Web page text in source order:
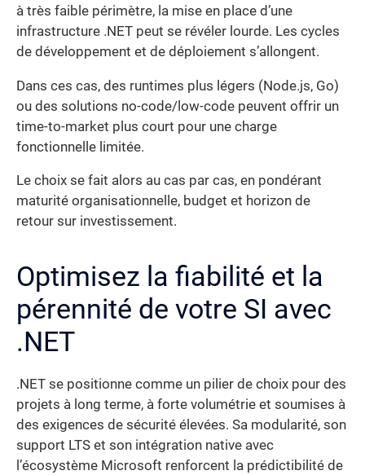
à très faible périmètre, la mise en place d’une
infrastructure .NET peut se révéler lourde. Les cycles
de développement et de déploiement s’allongent.
Dans ces cas, des runtimes plus légers (Node.js, Go)
ou des solutions no-code/low-code peuvent offrir un
time-to-market plus court pour une charge
fonctionnelle limitée.
Le choix se fait alors au cas par cas, en pondérant
maturité organisationnelle, budget et horizon de
retour sur investissement.
Optimisez la fiabilité et la
pérennité de votre SI avec
.NET
.NET se positionne comme un pilier de choix pour des
projets à long terme, à forte volumétrie et soumises à
des exigences de sécurité élevées. Sa modularité, son
support LTS et son intégration native avec
l’écosystème Microsoft renforcent la prédictibilité de